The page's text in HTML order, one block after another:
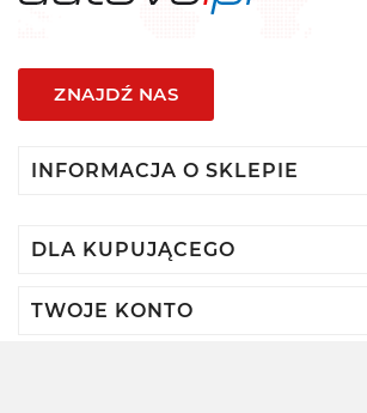
ZNAJDŹ NAS
INFORMACJA O SKLEPIE
DLA KUPUJĄCEGO
TWOJE KONTO